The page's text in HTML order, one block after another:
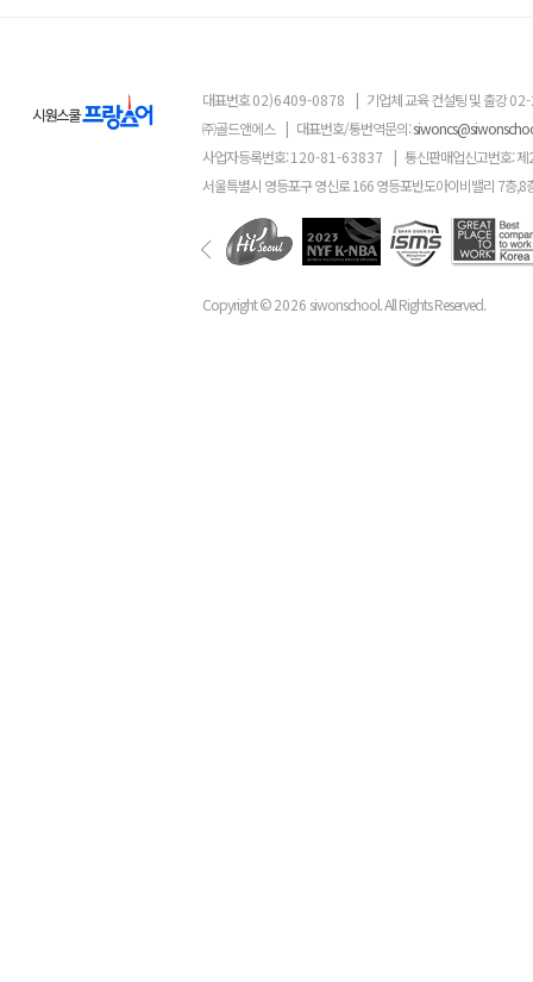
대표번호02)6409-0878 | 기업체 교육 컨설팅 및 출강
㈜골드앤에스 | 대표번호/통번역문의:
사업자등록번호:120-81-63837 | 통신판매업신고번호: 제
서울특별시 영등포구 영신로 166 영등포반도아이비밸리 7층,8
Copyright ©2026 siwonschool. All Rights Reserved.